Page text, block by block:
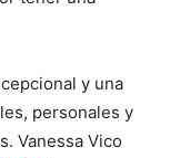
y una
personales y
Vanessa Vico